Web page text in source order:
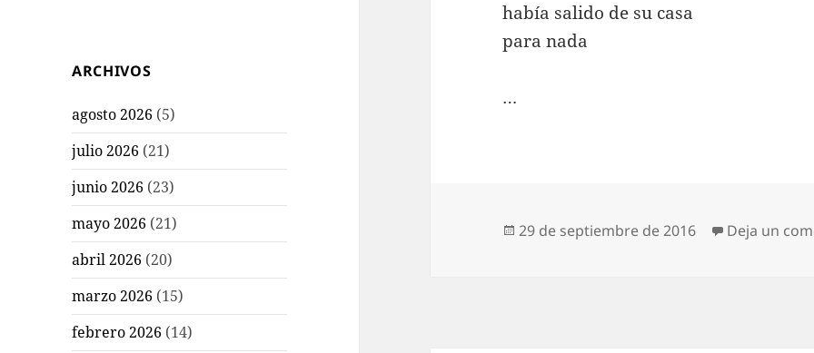
ARCHIVOS
agosto 2026 (5)
julio 2026 (21)
junio 2026 (23)
mayo 2026 (21)
abril 2026 (20)
marzo 2026 (15)
febrero 2026 (14)
había salido de su casa
para nada
…
Publicado
29 de septiembre de 2016 Deja un